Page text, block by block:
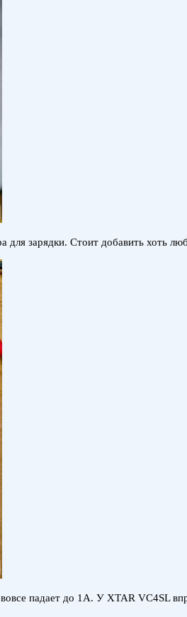
зарядки. Стоит добавить хоть
падает до 1А. У XTAR VC4SL